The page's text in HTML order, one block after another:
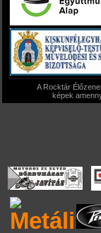
A Rocktár
képek